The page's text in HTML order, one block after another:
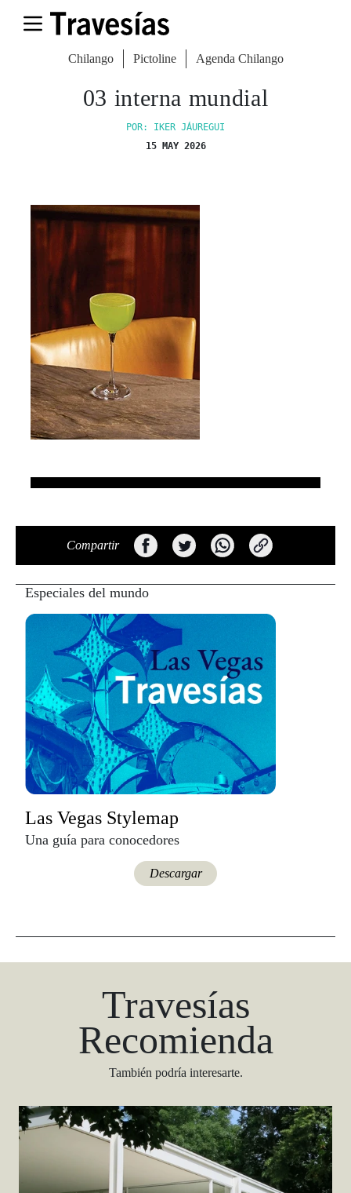
Chilango Pictoline Agenda Chilango
03 interna mundial
POR: IKER JÁUREGUI
15 MAY 2026
Compartir
Especiales del mundo
Las Vegas Stylemap
Una guía para conocedores
Descargar
Travesías
Recomienda
También podría interesarte.